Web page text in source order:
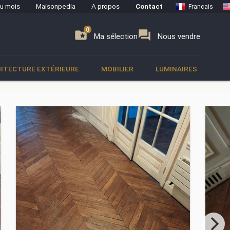
mois Maisonpedia A propos Contact Francais
folder_special Ma sélection
0 forum Nous vendre
0
EXTÉRIEURE MOBILIER LUMINAIRES